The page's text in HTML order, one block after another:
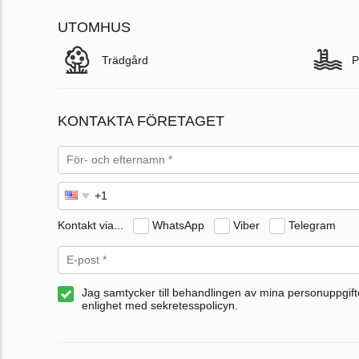
UTOMHUS
Trädgård
KONTAKTA FÖRETAGET
Kontakt via... WhatsApp Viber Telegram
Jag samtycker till behandlingen av mina
enlighet med sekretesspolicyn.